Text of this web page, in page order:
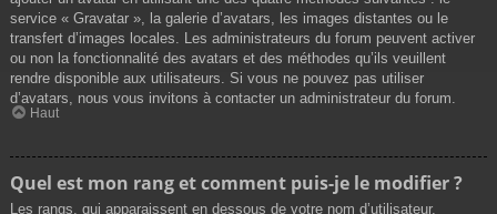
service « Gravatar », la galerie d’avatars, les images distantes ou le
transfert d’images locales. Les administrateurs du forum peuvent activer
ou non la fonctionnalité des avatars et des méthodes qu’ils veuillent
rendre disponible aux utilisateurs. Si vous ne pouvez pas utiliser
d’avatars, nous vous invitons à contacter un administrateur du forum.
Haut
Quel est mon rang et comment puis-je le modifier ?
Les rangs, qui apparaissent en dessous de votre nom d’utilisateur,